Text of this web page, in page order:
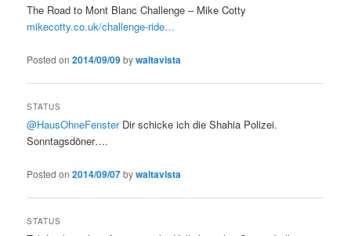
The Road to Mont Blanc Challenge – Mike Cotty
mikecotty.co.uk/challenge-ride…
Posted on2014/09/09bywaltavista
STATUS
@HausOhneFensterDir schicke ich die Shahia Polizei.
Sonntagsdöner….
Posted on2014/09/07bywaltavista
STATUS